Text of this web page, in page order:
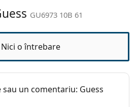
de soare
10B 61
GU6973 10B 61
Nici o întrebare
un comentariu: Guess